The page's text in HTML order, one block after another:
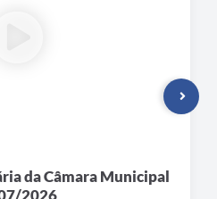
da Câmara Municipal
2026